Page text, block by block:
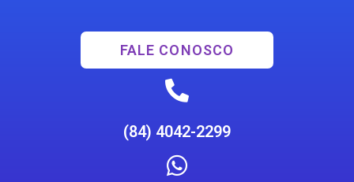
FALE CONOSCO
(84) 4042-2299